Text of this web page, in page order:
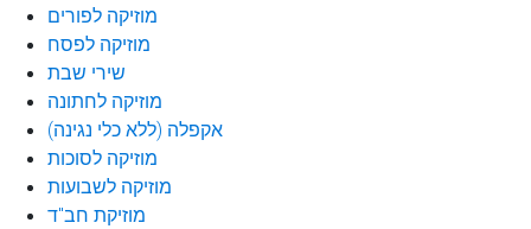
מוזיקה לפורים
מוזיקה לפסח
שירי שבת
מוזיקה לחתונה
אקפלה (ללא כלי נגינה)
מוזיקה לסוכות
מוזיקה לשבועות
מוזיקת חב"ד